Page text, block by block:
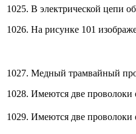
1025. В электрической цепи
1026. На рисунке 101
1027. Медный трамвайный
1028. Имеются две проволоки
1029. Имеются две